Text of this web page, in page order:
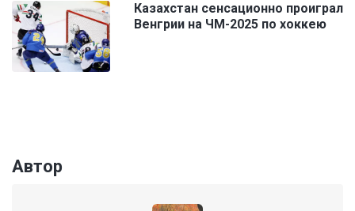
Казахстан сенсационно проиграл
Венгрии на ЧМ-2025 по хоккею
Автор